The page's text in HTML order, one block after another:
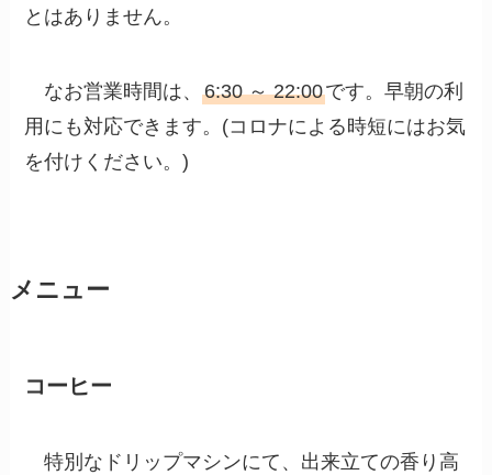
とはありません。
なお営業時間は、6:30 ～ 22:00です。早朝の利
用にも対応できます。(コロナによる時短にはお気
を付けください。)
メニュー
コーヒー
特別なドリップマシンにて、出来立ての香り高